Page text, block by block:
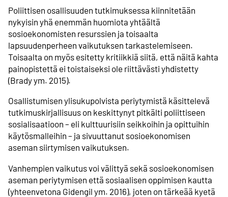
Poliittisen osallisuuden tutkimuksessa kiinnitetään
nykyisin yhä enemmän huomiota yhtäältä
sosioekonomisten resurssien ja toisaalta
lapsuudenperheen vaikutuksen tarkastelemiseen.
Toisaalta on myös esitetty kritiikkiä siitä, että näitä kahta
painopistettä ei toistaiseksi ole riittävästi yhdistetty
(Brady ym. 2015).
Osallistumisen ylisukupolvista periytymistä käsittelevä
tutkimuskirjallisuus on keskittynyt pitkälti poliittiseen
sosialisaatioon – eli kulttuurisiin seikkoihin ja opittuihin
käytösmalleihin – ja sivuuttanut sosioekonomisen
aseman siirtymisen vaikutuksen.
Vanhempien vaikutus voi välittyä sekä sosioekonomisen
aseman periytymisen että sosiaalisen oppimisen kautta
(yhteenvetona Gidengil ym. 2016), joten on tärkeää kyetä